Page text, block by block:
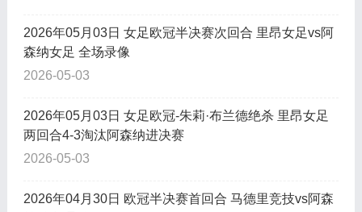
2026年05月03日 女足欧冠半决赛次回合 里昂女足vs阿
森纳女足 全场录像
2026-05-03
2026年05月03日 女足欧冠-朱莉·布兰德绝杀 里昂女足
两回合4-3淘汰阿森纳进决赛
2026-05-03
2026年04月30日 欧冠半决赛首回合 马德里竞技vs阿森